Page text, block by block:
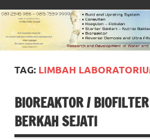
TAG: LIMBAH
BIOREAKTOR /
BERKAH SEJATI